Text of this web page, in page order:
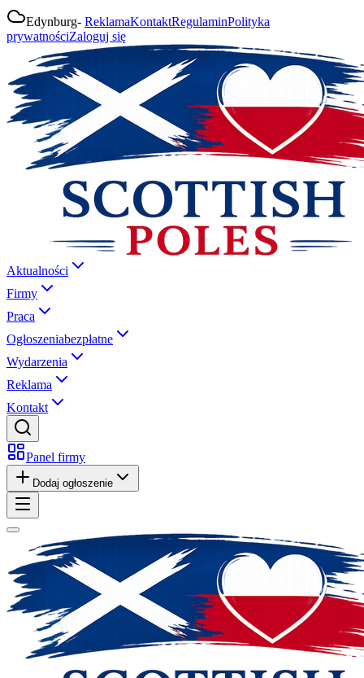
Edynburg- ReklamaKontaktRegulaminPolityka
prywatnościZaloguj się
Aktualności
Firmy
Praca
Ogłoszeniabezpłatne
Wydarzenia
Reklama
Kontakt
Panel firmy
Dodaj ogłoszenie